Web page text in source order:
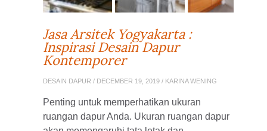
Jasa Arsitek Yogyakarta :
Inspirasi Desain Dapur
Kontemporer
DESAIN DAPUR / DECEMBER 19, 2019 / KARINA WENING
Penting untuk memperhatikan ukuran
ruangan dapur Anda. Ukuran ruangan dapur